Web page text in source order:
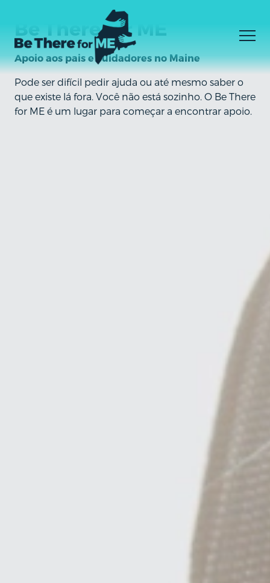
main
content
NÃO SEI O QUE PRECISO
EU SEI O QUE PRECISO
FacebookInstagram
YouTube
Be There for ME
Apoio aos pais e cuidadores no Maine
Pode ser difícil pedir ajuda ou até mesmo saber o
que existe lá fora. Você não está sozinho. O Be There
for ME é um lugar para começar a encontrar apoio.